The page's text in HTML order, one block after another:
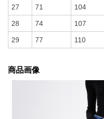
27 71 104
28 74 107
29 77 110
商品画像